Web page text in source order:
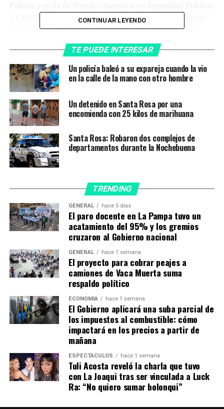
y Ciudadana. Sumado a ello los múltiples cursos que se
dictaron a través de la Escuela de Especialidades y en
conjunto con el Ministerio de Seguridad».
«En esta fecha tan importante donde se conmemora el
Día Internacional de la Eliminación de la violencia
contra las Mujeres debo destacar que desde el Instituto
se aborda la temática instituyéndose espacios
curriculares de capacitación y perfeccionamiento, a los
cuales anualmente asisten las y los empleados policiales
en coordinación con diferentes áreas de Gobierno»,
finalizó.
El acto se desarrolló en horas de la mañana en Plaza de
Armas del ISP donde estuvieron presentes el jefe de
Policía, Daniel Guinchinau; el subsecretario de
Seguridad Ciudadana, Héctor Iervasi; el subsecretario de
Lucha contra el Narcotráfico, Fernando Funes; el
presidente de Superior Tribunal de Justicia, Hugo Oscar
Diaz; el jefe del Destacamento Móvil 4 de Gendarmería
Nacional Argentina, Pablo Gerardo Prado; demás
funcionarios provinciales, autoridades policiales,
docentes e invitados especiales.
En relación a la finalización de los cursos de
Organización y Método (Estado Mayor) para Comisarios,
de Capacitación para Oficiales Principales, de
Perfeccionamiento de Oficiales Subinspectores, de
Formación para Oficiales Ayudantes y de
Perfeccionamiento para Cabos Primeros, de
Capacitación para Agentes Aspirantes a Cabo y de
Formación para Agentes, se entregaron distinciones y
atributos a los mejores promedios de los Cursos de
CONTINUAR LEYENDO
TE PUEDE INTERESAR
Un policía baleó a su expareja cuando la vio
en la calle de la mano con otro hombre
Un detenido en Santa Rosa por una
encomienda con 25 kilos de marihuana
Santa Rosa: Robaron dos complejos de
departamentos durante la Nochebuena
TRENDING
GENERAL hace 5 días
El paro docente en La Pampa tuvo un
acatamiento del 95% y los gremios
cruzaron al Gobierno nacional
GENERAL hace 1 semana
El proyecto para cobrar peajes a
camiones de Vaca Muerta suma
respaldo político
ECONOMÍA hace 1 semana
El Gobierno aplicará una suba parcial de
los impuestos al combustible: cómo
impactará en los precios a partir de
mañana
ESPECTÁCULOS hace 1 semana
Tuli Acosta reveló la charla que tuvo
con La Joaqui tras ser vinculada a Luck
Ra: “No quiero sumar bolonqui”